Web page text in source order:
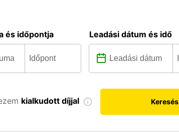
és időpontja Leadási dátum és idő
kialkudott díjjal Keresés